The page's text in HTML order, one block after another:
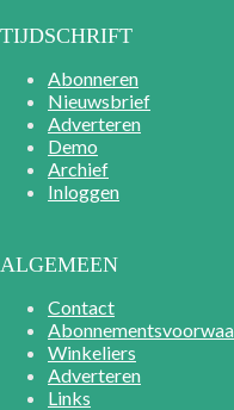
TIJDSCHRIFT
Abonneren
Nieuwsbrief
Adverteren
Demo
Archief
Inloggen
ALGEMEEN
Contact
Winkeliers
Adverteren
Links